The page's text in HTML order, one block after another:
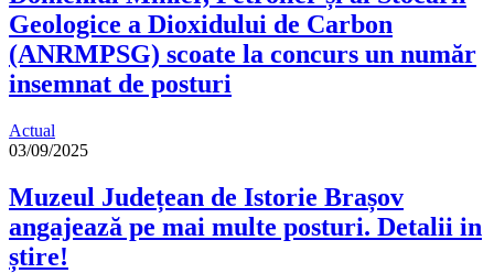
Geologice a Dioxidului de Carbon
(ANRMPSG) scoate la concurs un număr
insemnat de posturi
Actual
03/09/2025
Muzeul Județean de Istorie Brașov
angajează pe mai multe posturi. Detalii in
știre!